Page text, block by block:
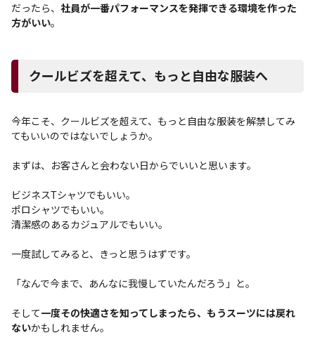
だったら、 社員が一番パフォーマンスを発揮できる環境を作った
方がいい。
クールビズを超えて、もっと自由な服装へ
今年こそ、クールビズを超えて、もっと自由な服装を解禁してみ
てもいいのではないでしょうか。
まずは、お客さんと会わない日からでいいと思います。
ビジネスTシャツでもいい。
ポロシャツでもいい。
清潔感のあるカジュアルでもいい。
一度試してみると、きっと思うはずです。
「なんで今まで、あんなに我慢していたんだろう」と。
そして一度その快適さを知ってしまったら、もうスーツには戻れ
ないかもしれません。